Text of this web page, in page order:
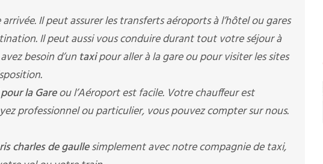
Il peut assurer les transferts aéroports à l’hôtel ou gares
Il peut aussi vous conduire durant tout votre séjour à
besoin d’un taxipour aller à la gare ou pour visiter les sites
la Gareou l’Aéroport est facile. Votre chauffeur est
professionnel ou particulier, vous pouvez compter sur nous.
charles de gaullesimplement avec notre compagnie de taxi,